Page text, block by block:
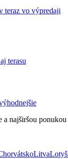
teraz vo výpredaji
terasu
a najširšou ponukou
Litva